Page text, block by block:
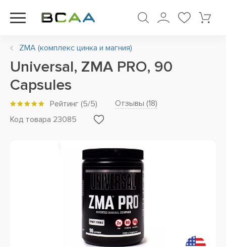
ZMA (комплекс цинка и магния)
Universal, ZMA PRO, 90
Capsules
Рейтинг (5/5) Отзывы (18)
Код товара 23085